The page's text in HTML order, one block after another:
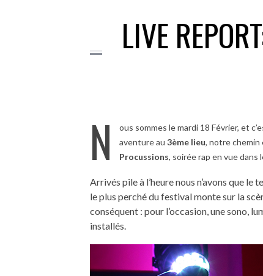
LIVE
N ous sommes le mardi 18 Février, et
aventure au 3ème lieu, notre
Procussions, soirée rap en vue dans
Arrivés pile à l’heure nous n’avons que
le plus perché du festival monte sur la
conséquent : pour l’occasion, une sono,
installés.